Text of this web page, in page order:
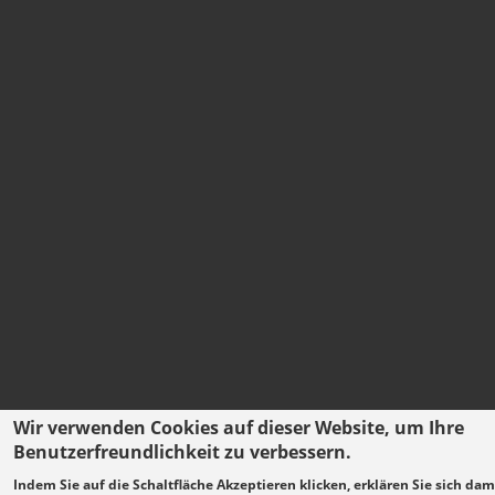
Wir verwenden Cookies auf dieser Website, um Ihre
Benutzerfreundlichkeit zu verbessern.
Indem Sie auf die Schaltfläche Akzeptieren klicken, erklären Sie sich